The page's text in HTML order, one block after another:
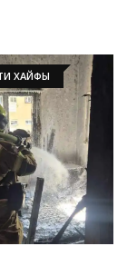
ХАЙФЫ